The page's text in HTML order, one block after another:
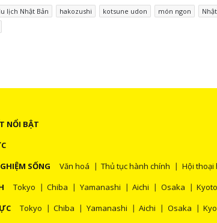
lịch Nhật Bản hakozushi kotsune udon món ngon
NỔI BẬT
SỐNG
Văn hoá Thủ tục hành chính Hội thoại
Tokyo Chiba Yamanashi Aichi Osaka Kyoto
Tokyo Chiba Yamanashi Aichi Osaka